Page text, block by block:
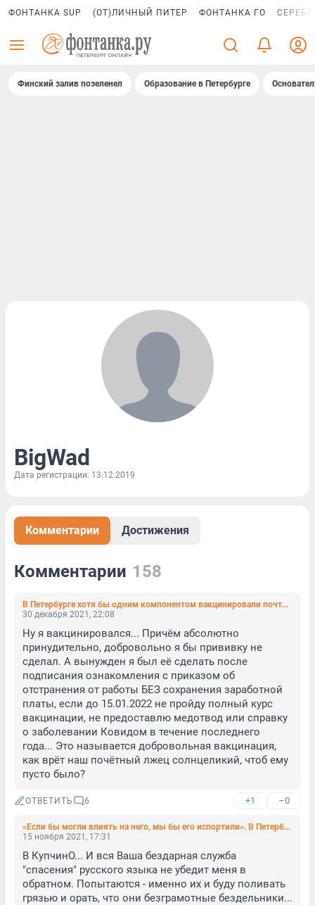
ФОНТАНКА SUP (ОТ)ЛИЧНЫЙ ПИТЕР ФОНТАНКА ГО
Финский залив позеленел Образование в Петербурге
BigWad
Дата регистрации: 13.12.2019
Комментарии Достижения
Комментарии 158
В Петербурге хотя бы одним компонентом вакцинировали почти 3 млн жителей
30 декабря 2021, 22:08
Ну я вакцинировался... Причём абсолютно
принудительно, добровольно я бы прививку не
сделал. А вынужден я был её сделать после
подписания ознакомления с приказом об
отстранения от работы БЕЗ сохранения заработной
платы, если до 15.01.2022 не пройду полный курс
вакцинации, не предоставлю медотвод или справку
о заболевании Ковидом в течение последнего
года... Это называется добровольная вакцинация,
как врёт наш почётный лжец солнцеликий, чтоб ему
пусто было?
ОТВЕТИТЬ 6 +1 –0
«Если бы могли влиять на него, мы бы его испортили». В Петербурге почти полвека работает Служба русского языка
15 ноября 2021, 17:31
В КупчинО... И вся Ваша бездарная служба
"спасения" русского языка не убедит меня в
обратном. Попытаются - именно их и буду поливать
грязью и орать, что они безграмотные бездельники...